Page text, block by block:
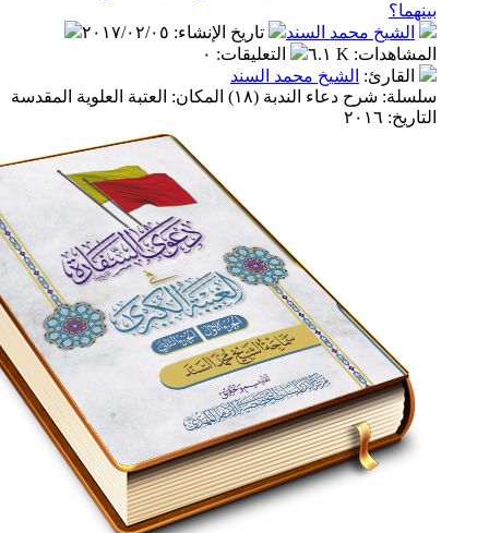
محمد السند
تاريخ الإنشاء :٢٠١٧/٠٢/٠٥
٦.١ K التعليقات:٠
الشيخ محمد السند
سلسلة: شرح دعاء الندبة (١٨) المكان: العتبة العلوية المقدسة